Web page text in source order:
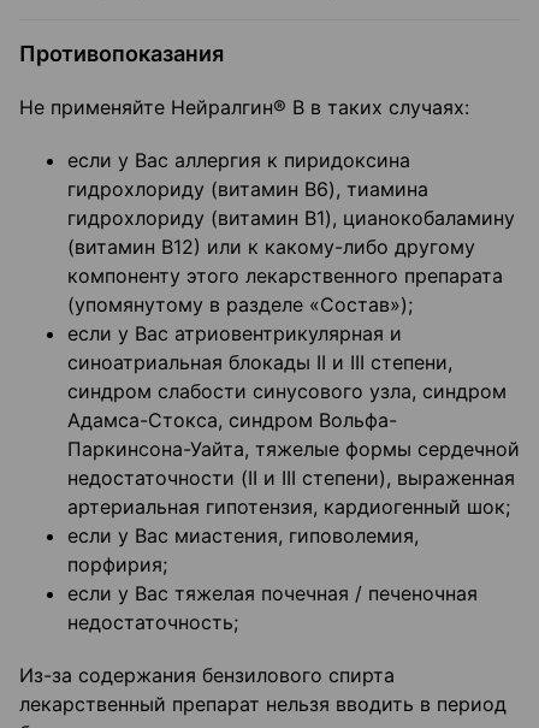
Противопоказания
Не применяйте Нейралгин® В в таких случаях:
если у Вас аллергия к пиридоксина
гидрохлориду (витамин B6), тиамина
гидрохлориду (витамин B1), цианокобаламину
(витамин В12) или к какому-либо другому
компоненту этого лекарственного препарата
(упомянутому в разделе «Состав»);
если у Вас атриовентрикулярная и
синоатриальная блокады II и III степени,
синдром слабости синусового узла, синдром
Адамса-Стокса, синдром Вольфа-
Паркинсона-Уайта, тяжелые формы сердечной
недостаточности (II и III степени), выраженная
артериальная гипотензия, кардиогенный шок;
если у Вас миастения, гиповолемия,
порфирия;
если у Вас тяжелая почечная / печеночная
недостаточность;
Из-за содержания бензилового спирта
лекарственный препарат нельзя вводить в период